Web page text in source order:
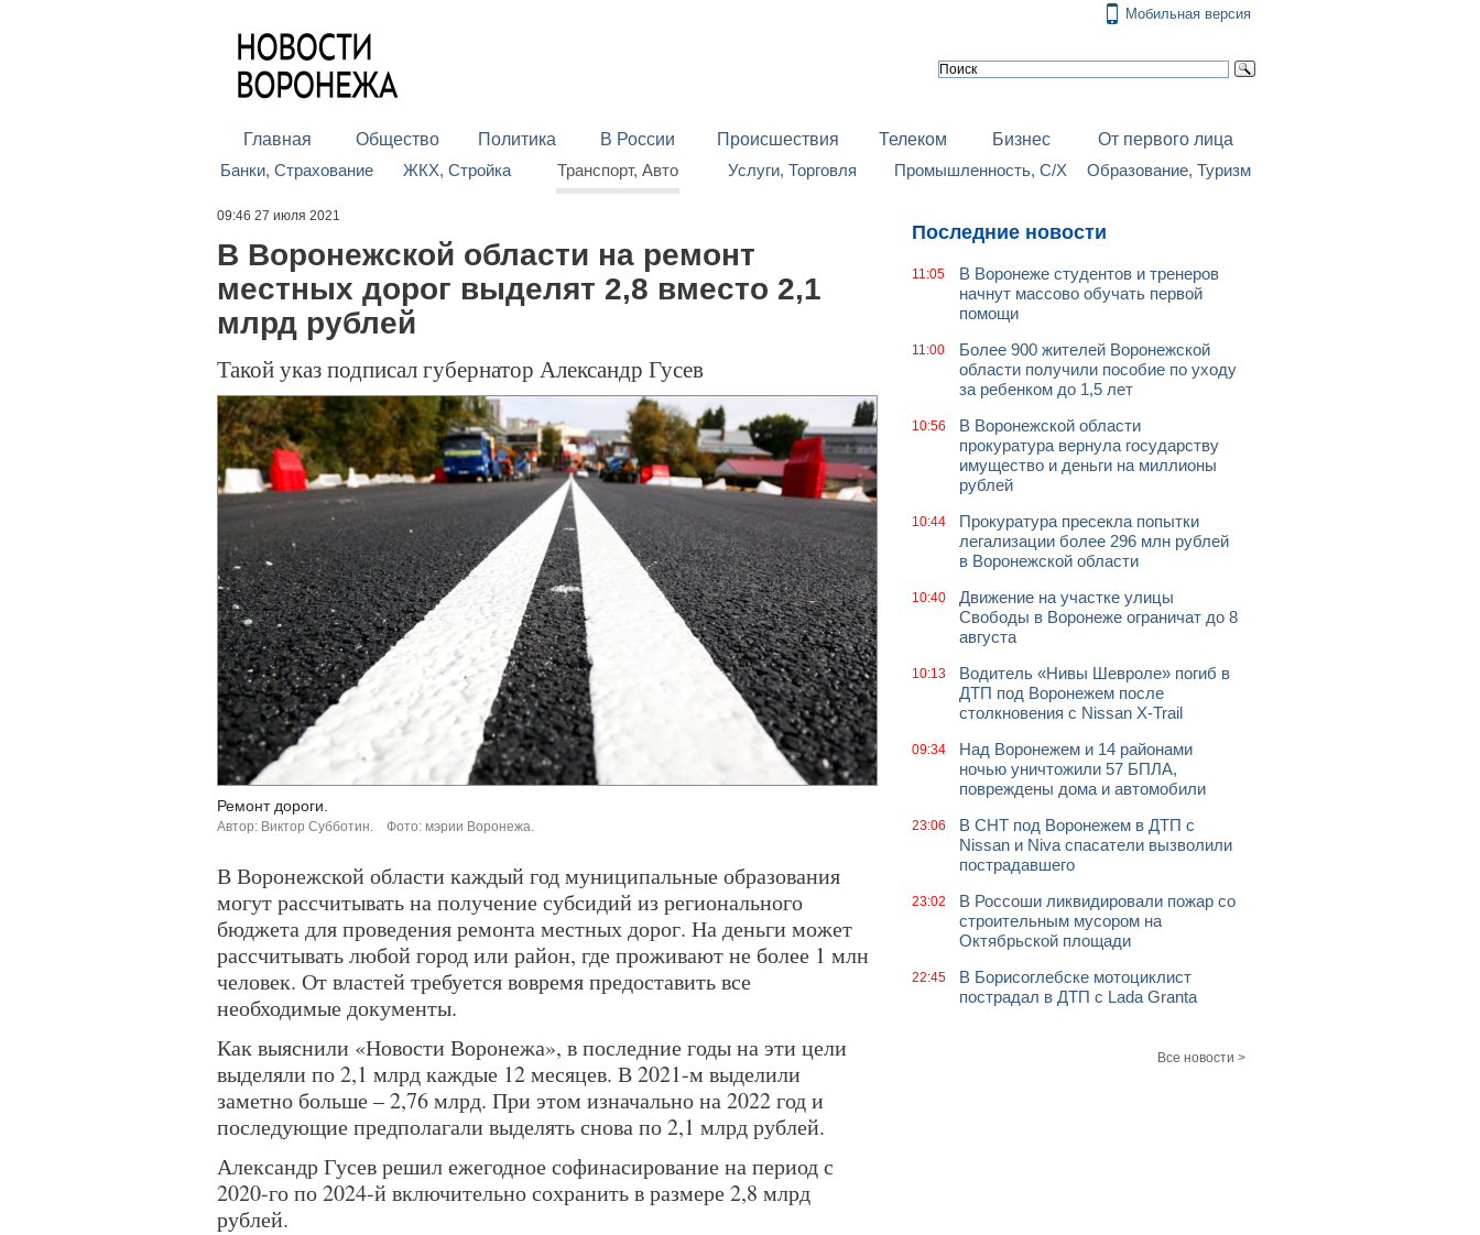
Мобильная версия
Главная Общество Политика В России Происшествия Телеком Бизнес
От первого лица
Банки, Страхование
ЖКХ, Стройка Транспорт, Авто Услуги, Торговля Промышленность, С/Х Образование, Туризм
09:46 27 июля 2021
В Воронежской области на ремонт
местных дорог выделят 2,8 вместо 2,1
млрд рублей
Такой указ подписал губернатор Александр Гусев
Ремонт дороги.
Автор: Виктор Субботин. Фото: мэрии Воронежа.
В Воронежской области каждый год муниципальные образования
могут рассчитывать на получение субсидий из регионального
бюджета для проведения ремонта местных дорог. На деньги может
рассчитывать любой город или район, где проживают не более 1 млн
человек. От властей требуется вовремя предоставить все
необходимые документы.
Как выяснили «Новости Воронежа», в последние годы на эти цели
выделяли по 2,1 млрд каждые 12 месяцев. В 2021-м выделили
заметно больше – 2,76 млрд. При этом изначально на 2022 год и
последующие предполагали выделять снова по 2,1 млрд рублей.
Александр Гусев решил ежегодное софинасирование на период с
2020-го по 2024-й включительно сохранить в размере 2,8 млрд
рублей.
Последние новости
11:05
В Воронеже студентов и тренеров
начнут массово обучать первой
помощи
11:00
Более 900 жителей Воронежской
области получили пособие по уходу
за ребенком до 1,5 лет
10:56
В Воронежской области
прокуратура вернула государству
имущество и деньги на миллионы
рублей
10:44
Прокуратура пресекла попытки
легализации более 296 млн рублей
в Воронежской области
10:40
Движение на участке улицы
Свободы в Воронеже ограничат до 8
августа
10:13
Водитель «Нивы Шевроле» погиб в
ДТП под Воронежем после
столкновения с Nissan X-Trail
09:34
Над Воронежем и 14 районами
ночью уничтожили 57 БПЛА,
повреждены дома и автомобили
23:06
В СНТ под Воронежем в ДТП с
Nissan и Niva спасатели вызволили
пострадавшего
23:02
В Россоши ликвидировали пожар со
строительным мусором на
Октябрьской площади
22:45
В Борисоглебске мотоциклист
пострадал в ДТП с Lada Granta
Все новости >